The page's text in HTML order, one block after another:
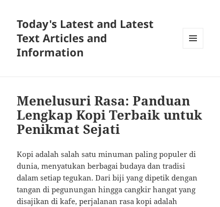
Today's Latest and Latest
Text Articles and
Information
Menelusuri Rasa: Panduan
Lengkap Kopi Terbaik untuk
Penikmat Sejati
Kopi adalah salah satu minuman paling populer di
dunia, menyatukan berbagai budaya dan tradisi
dalam setiap tegukan. Dari biji yang dipetik dengan
tangan di pegunungan hingga cangkir hangat yang
disajikan di kafe, perjalanan rasa kopi adalah